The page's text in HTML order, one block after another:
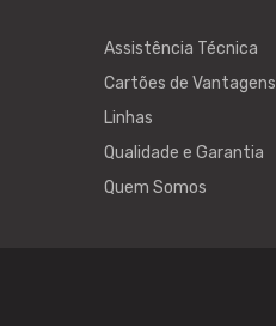
Assistência Técnica
Cartões de Vantagens
Linhas
Qualidade e Garantia
Quem Somos